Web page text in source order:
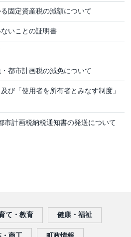
固定資産税の減額について
いことの証明書
都市計画税の減免について
び「使用者を所有者とみなす制度」
市計画税納税通知書の発送について
て・教育 健康・福祉